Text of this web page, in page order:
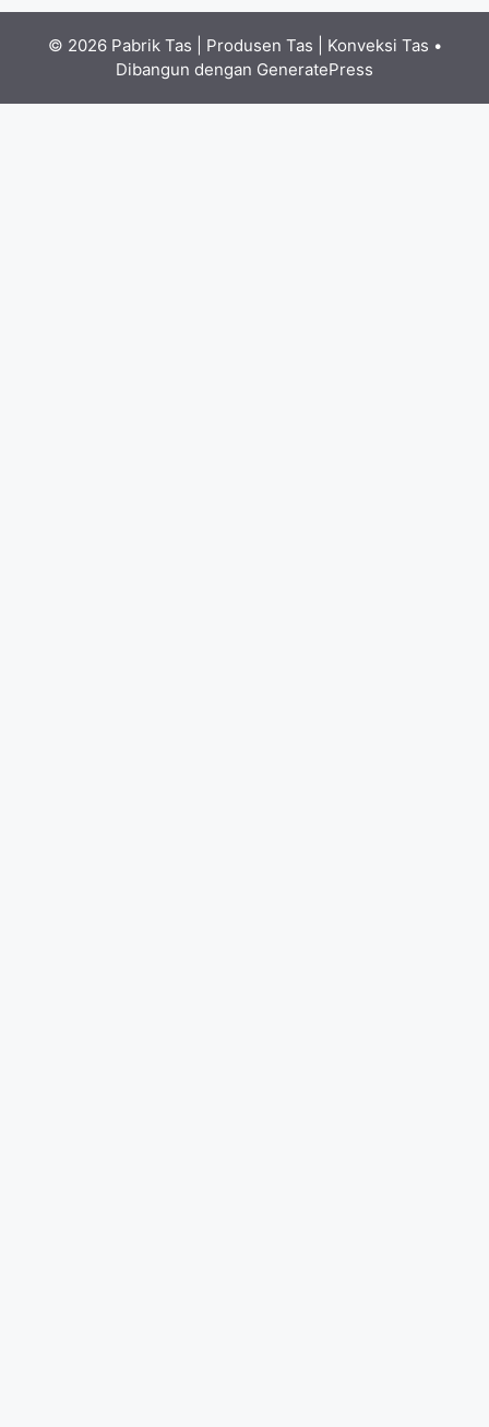
© 2026 Pabrik Tas | Produsen Tas | Konveksi Tas •
Dibangun dengan GeneratePress